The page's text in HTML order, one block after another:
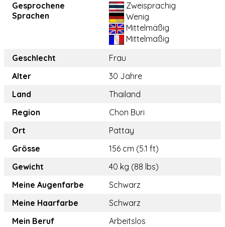
Gesprochene
Sprachen
Zweisprachig
Wenig
Mittelmäßig
Mittelmäßig
Geschlecht
Frau
Alter
30 Jahre
Land
Thailand
Region
Chon Buri
Ort
Pattay
Grösse
156 cm (5.1 ft)
Gewicht
40 kg (88 lbs)
Meine Augenfarbe
Schwarz
Meine Haarfarbe
Schwarz
Mein Beruf
Arbeitslos